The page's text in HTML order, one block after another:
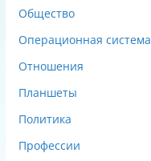
Общество
Операционная система
Отношения
Планшеты
Политика
Профессии